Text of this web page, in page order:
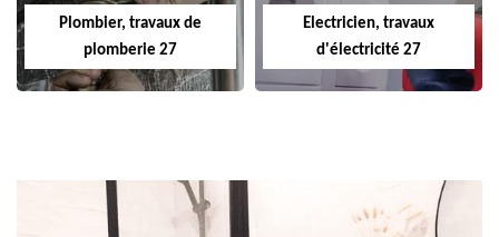
Plombier, travaux de
plomberie 27
Electricien, travaux
d'électricité 27